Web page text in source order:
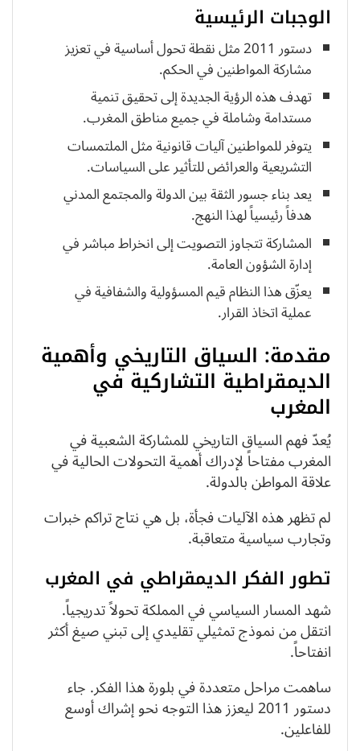
الوجبات الرئيسية
دستور 2011 مثل نقطة تحول أساسية في تعزيز
مشاركة المواطنين في الحكم.
تهدف هذه الرؤية الجديدة إلى تحقيق تنمية
مستدامة وشاملة في جميع مناطق المغرب.
يتوفر للمواطنين آليات قانونية مثل الملتمسات
التشريعية والعرائض للتأثير على السياسات.
يعد بناء جسور الثقة بين الدولة والمجتمع المدني
هدفاً رئيسياً لهذا النهج.
المشاركة تتجاوز التصويت إلى انخراط مباشر في
إدارة الشؤون العامة.
يعزّق هذا النظام قيم المسؤولية والشفافية في
عملية اتخاذ القرار.
مقدمة: السياق التاريخي وأهمية
الديمقراطية التشاركية في
المغرب
يُعدّ فهم السياق التاريخي للمشاركة الشعبية في
المغرب مفتاحاً لإدراك أهمية التحولات الحالية في
علاقة المواطن بالدولة.
لم تظهر هذه الآليات فجأة، بل هي نتاج تراكم خبرات
وتجارب سياسية متعاقبة.
تطور الفكر الديمقراطي في المغرب
شهد المسار السياسي في المملكة تحولاً تدريجياً.
انتقل من نموذج تمثيلي تقليدي إلى تبني صيغ أكثر
انفتاحاً.
ساهمت مراحل متعددة في بلورة هذا الفكر. جاء
دستور 2011 ليعزز هذا التوجه نحو إشراك أوسع
للفاعلين.